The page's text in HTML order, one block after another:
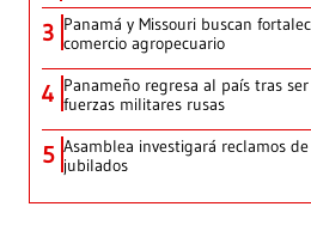
3 Panamá y Missouri buscan
comercio agropecuario
4 Panameño regresa al país tras
fuerzas militares rusas
5 Asamblea investigará reclamos
jubilados